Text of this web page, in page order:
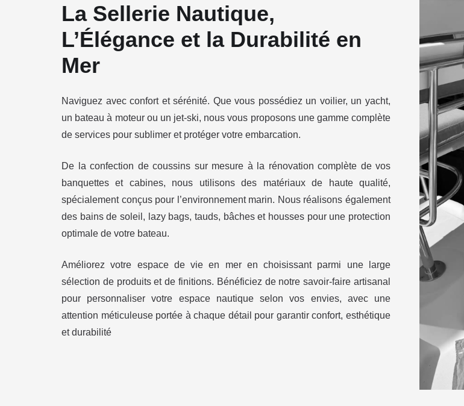
La Sellerie Nautique,
L’Élégance et la Durabilité en
Mer
Naviguez avec confort et sérénité. Que vous possédiez un voilier, un yacht,
un bateau à moteur ou un jet-ski, nous vous proposons une gamme complète
de services pour sublimer et protéger votre embarcation.
De la confection de coussins sur mesure à la rénovation complète de vos
banquettes et cabines, nous utilisons des matériaux de haute qualité,
spécialement conçus pour l’environnement marin. Nous réalisons également
des bains de soleil, lazy bags, tauds, bâches et housses pour une protection
optimale de votre bateau.
Améliorez votre espace de vie en mer en choisissant parmi une large
sélection de produits et de finitions. Bénéficiez de notre savoir-faire artisanal
pour personnaliser votre espace nautique selon vos envies, avec une
attention méticuleuse portée à chaque détail pour garantir confort, esthétique
et durabilité